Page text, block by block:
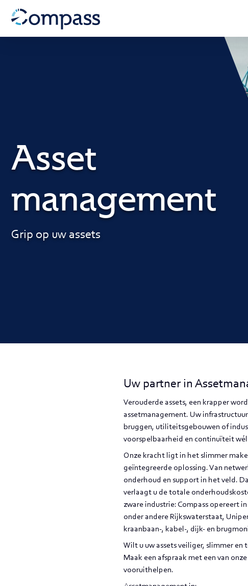
Asset
management
Grip op uw assets
Uw partner in
Verouderde assets, een krapper
assetmanagement. Uw
bruggen, utiliteitsgebouwen of
voorspelbaarheid en continuïteit wél
Onze kracht ligt in het slimmer
geïntegreerde oplossing. Van
onderhoud en support in het veld.
verlaagt u de totale
zware industrie: Compass opereert
onder andere Rijkswaterstaat,
kraanbaan-, kabel-, dijk- en
Wilt u uw assets veiliger, slimmer
Maak een afspraak met een van
vooruithelpen.